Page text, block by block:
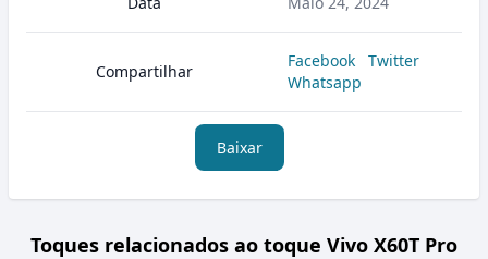
Compartilhar
Facebook
Twitter
Whatsapp
Baixar
Toques relacionados ao toque Vivo X60T Pro